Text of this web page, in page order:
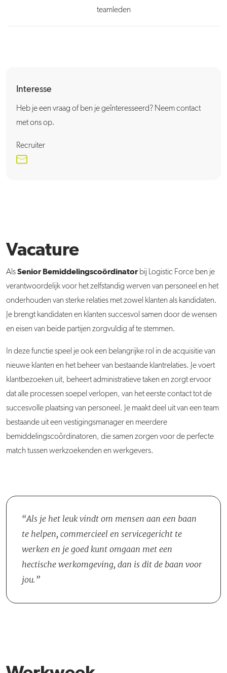
teamleden
Interesse
Heb je een vraag of ben je geïnteresseerd? Neem contact
met ons op.
Recruiter
Vacature
AlsSenior Bemiddelingscoördinatorbij Logistic Force ben je
verantwoordelijk voor het zelfstandig werven van personeel en het
onderhouden van sterke relaties met zowel klanten als kandidaten.
Je brengt kandidaten en klanten succesvol samen door de wensen
en eisen van beide partijen zorgvuldig af te stemmen.
In deze functie speel je ook een belangrijke rol in de acquisitie van
nieuwe klanten en het beheer van bestaande klantrelaties. Je voert
klantbezoeken uit, beheert administratieve taken en zorgt ervoor
dat alle processen soepel verlopen, van het eerste contact tot de
succesvolle plaatsing van personeel. Je maakt deel uit van een team
bestaande uit een vestigingsmanager en meerdere
bemiddelingscoördinatoren, die samen zorgen voor de perfecte
match tussen werkzoekenden en werkgevers.
Als je het leuk vindt om mensen aan een baan
te helpen, commercieel en servicegericht te
werken en je goed kunt omgaan met een
hectische werkomgeving, dan is dit de baan voor
jou.